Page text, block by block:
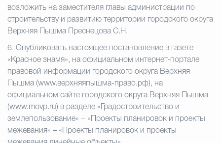
возложить на заместителя главы администрации по
строительству и развитию территории городского округа
Верхняя Пышма Преснецова С.Н.
6. Опубликовать настоящее постановление в газете
«Красное знамя», на официальном интернет-портале
правовой информации городского округа Верхняя
Пышма (www.верхняяпышма-право.рф), на
официальном сайте городского округа Верхняя Пышма
(www.movp.ru) в разделе «Градостроительство и
землепользование» − «Проекты планировок и проекты
межевания» – «Проекты планировок и проекты